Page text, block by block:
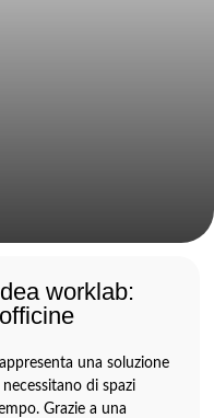
worklab:
una soluzione
di spazi
Grazie a una